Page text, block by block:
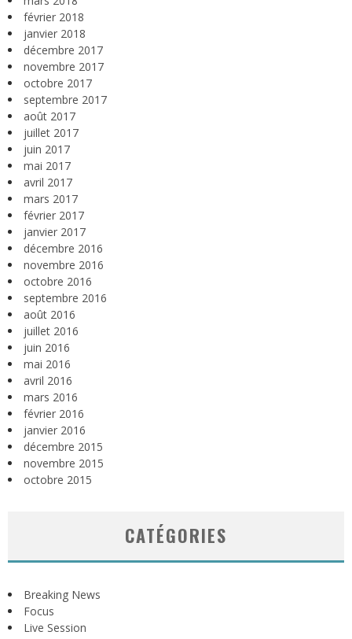
février 2018
janvier 2018
décembre 2017
novembre 2017
octobre 2017
septembre 2017
août 2017
juillet 2017
juin 2017
mai 2017
avril 2017
mars 2017
février 2017
janvier 2017
décembre 2016
novembre 2016
octobre 2016
septembre 2016
août 2016
juillet 2016
juin 2016
mai 2016
avril 2016
mars 2016
février 2016
janvier 2016
décembre 2015
novembre 2015
octobre 2015
CATÉGORIES
Breaking News
Focus
Live Session